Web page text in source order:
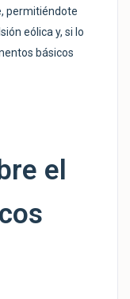
permitiéndote
eólica y, si lo
básicos
el